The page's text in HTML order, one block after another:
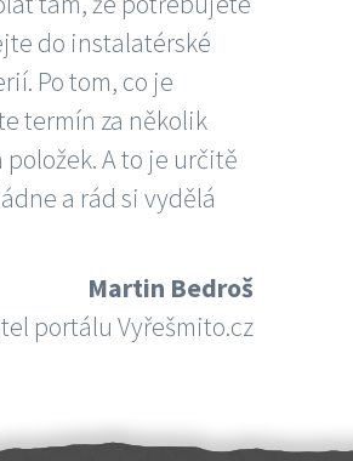
do instalatérské
Po tom, co je
termín za několik
A to je určitě
a rád si vydělá
Martin Bedroš
portálu Vyřešmito.cz